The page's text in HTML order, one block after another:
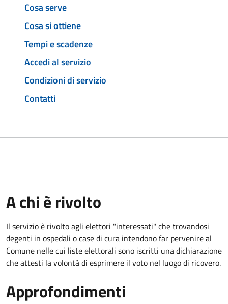
Cosa serve
Cosa si ottiene
Tempi e scadenze
Accedi al servizio
Condizioni di servizio
Contatti
A chi è rivolto
Il servizio è rivolto agli elettori "interessati" che trovandosi
degenti in ospedali o case di cura intendono far pervenire al
Comune nelle cui liste elettorali sono iscritti una dichiarazione
che attesti la volontà di esprimere il voto nel luogo di ricovero.
Approfondimenti